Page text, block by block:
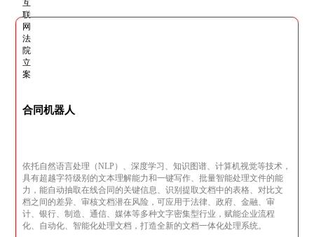
合同机器人
依托自然语言处理（NLP）、深度学习、知识图谱、计算机视觉等技术，
具有超越字符级别的文本理解能力和一键写作、批量智能处理文件的能
力，能自动抽取在线合同的关键信息、识别提取文档中的表格、对比文
档之间的差异、审核文档潜在风险，可应用于法律、政府、金融、审
计、银行、制造、通信、媒体等多种文字密集型行业，赋能企业流程
化、自动化、智能化处理文档，打造全新的文档一体化处理系统。